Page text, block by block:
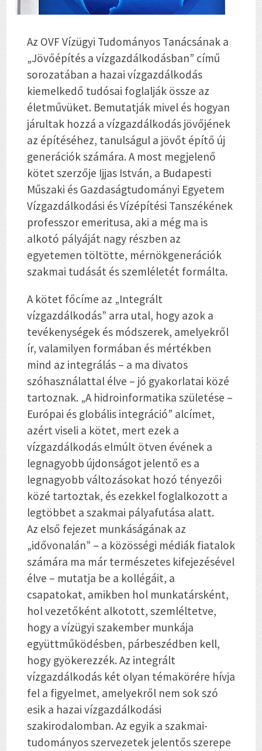
Az OVF Vízügyi Tudományos Tanácsának a
„Jövőépítés a vízgazdálkodásban” című
sorozatában a hazai vízgazdálkodás
kiemelkedő tudósai foglalják össze az
életművüket. Bemutatják mivel és hogyan
járultak hozzá a vízgazdálkodás jövőjének
az építéséhez, tanulságul a jövőt építő új
generációk számára. A most megjelenő
kötet szerzője Ijjas István, a Budapesti
Műszaki és Gazdaságtudományi Egyetem
Vízgazdálkodási és Vízépítési Tanszékének
professzor emeritusa, aki a még ma is
alkotó pályáját nagy részben az
egyetemen töltötte, mérnökgenerációk
szakmai tudását és szemléletét formálta.
A kötet főcíme az „Integrált
vízgazdálkodás” arra utal, hogy azok a
tevékenységek és módszerek, amelyekről
ír, valamilyen formában és mértékben
mind az integrálás – a ma divatos
szóhasználattal élve – jó gyakorlatai közé
tartoznak. „A hidroinformatika születése –
Európai és globális integráció” alcímet,
azért viseli a kötet, mert ezek a
vízgazdálkodás elmúlt ötven évének a
legnagyobb újdonságot jelentő es a
legnagyobb változásokat hozó tényezői
közé tartoztak, és ezekkel foglalkozott a
legtöbbet a szakmai pályafutása alatt.
Az első fejezet munkáságának az
„idővonalán” – a közösségi médiák fiatalok
számára ma már természetes kifejezésével
élve – mutatja be a kollégáit, a
csapatokat, amikben hol munkatársként,
hol vezetőként alkotott, szemléltetve,
hogy a vízügyi szakember munkája
együttműködésben, párbeszédben kell,
hogy gyökerezzék. Az integrált
vízgazdálkodás két olyan témakörére hívja
fel a figyelmet, amelyekről nem sok szó
esik a hazai vízgazdálkodási
szakirodalomban. Az egyik a szakmai-
tudományos szervezetek jelentős szerepe